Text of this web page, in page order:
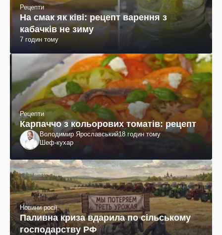
Рецепти
На смак як ківі: рецепт варення з
кабачків не зиму
7 годин тому
Рецепти
Карпаччо з кольорових томатів: рецепт
Володимир Ярославський18 годин тому
Шеф-кухар
Новини росії
Паливна криза вдарила по сільському
господарству РФ